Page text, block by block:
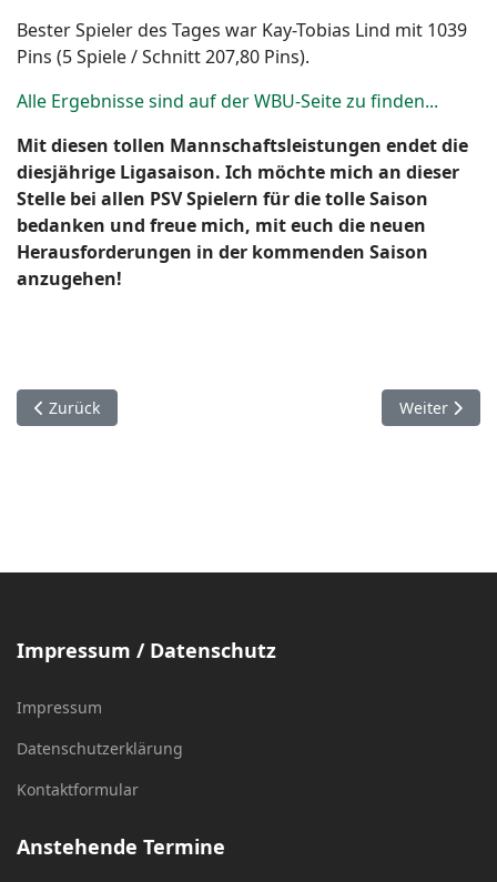
Bester Spieler des Tages war Kay-Tobias Lind mit 1039
Pins (5 Spiele / Schnitt 207,80 Pins).
Alle Ergebnisse sind auf der WBU-Seite zu finden...
Mit diesen tollen Mannschaftsleistungen endet die
diesjährige Ligasaison. Ich möchte mich an dieser
Stelle bei allen PSV Spielern für die tolle Saison
bedanken und freue mich, mit euch die neuen
Herausforderungen in der kommenden Saison
anzugehen!
Vorheriger Beitrag: Stadtmeisterschaft 2020: Ausschreibung
Zurück Nächster
Weiter
Impressum / Datenschutz
Impressum
Datenschutzerklärung
Kontaktformular
Anstehende Termine